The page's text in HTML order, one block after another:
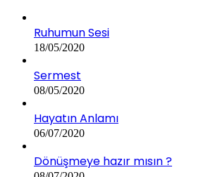
Ruhumun Sesi
18/05/2020
Sermest
08/05/2020
Hayatın Anlamı
06/07/2020
Dönüşmeye hazır mısın ?